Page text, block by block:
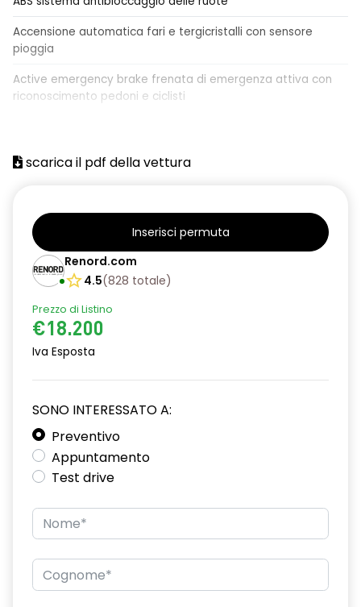
Accensione automatica fari e tergicristalli con sensore
pioggia
Active emergency brake frenata di emergenza attiva con
riconoscimento pedoni e ciclisti
Airbag laterali a tendina anteriori e posteriori
Alzacristalli elettrici posteriori
Barre tetto modulari nere
Bracciolo anteriore con vano portaoggetti
Chiave pieghevole a 3 pulsanti
Distance warning avviso distanza di sicurezza
Driver display con schermo TFT da 3,5''
Eco Mode
compatibile 2G/3G o 4G/5G in base al veicolo
Firma luminosa pixelata con fari full LED
HARM03
scarica il pdf della vettura
Inserisci permuta
Renord.com
4.5(828 totale)
Prezzo di Listino
€18.200
Iva Esposta
SONO INTERESSATO A:
Preventivo
Appuntamento
Test drive